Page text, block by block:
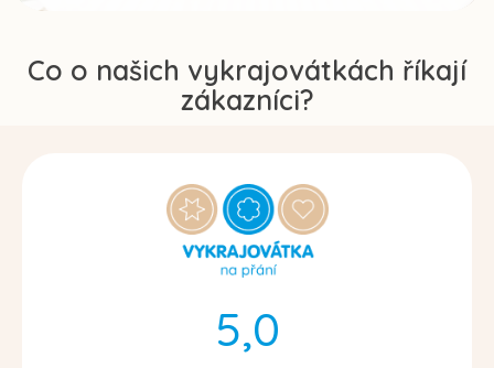
Co o našich vykrajovátkách říkají
zákazníci?
5,0